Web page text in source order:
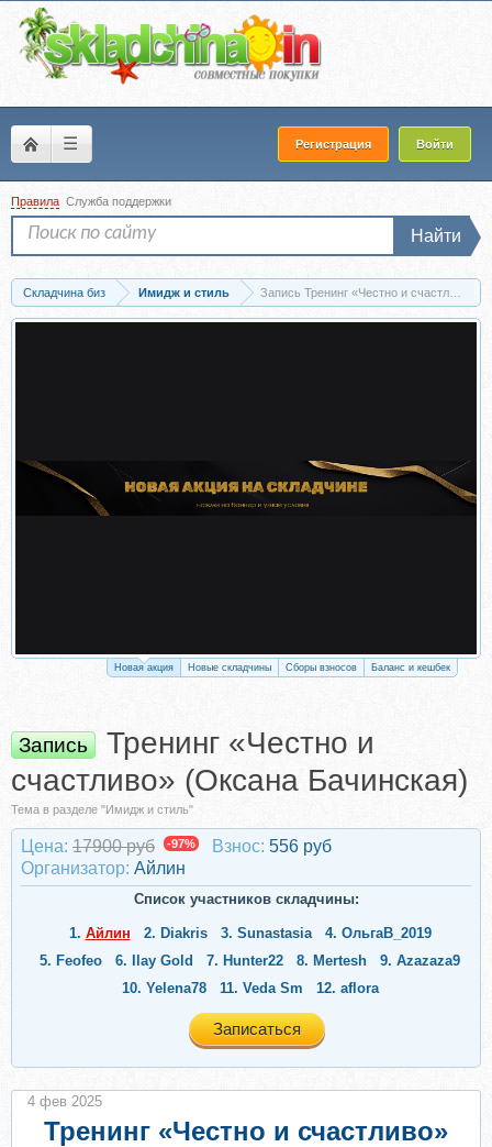
☰ Регистрация Войти
Правила Служба поддержки
Найти
Складчина биз Имидж и стиль Запись Тренинг «Честно и счастливо»
Новая акция Новые складчины Сборы взносов Баланс и кешбек
Запись
Тренинг «Честно и
счастливо» (Оксана Бачинская)
Тема в разделе "Имидж и стиль"
Цена: 17900 руб -97% Взнос: 556 руб
Организатор: Айлин
Список участников складчины:
1. Айлин 2. Diakris 3. Sunastasia 4. ОльгаВ_2019
5. Feofeo 6. Ilay Gold 7. Hunter22 8. Mertesh 9. Azazaza9
10. Yelena78 11. Veda Sm 12. aflora
Записаться
Тренинг «Честно и счастливо»
4 фев 2025